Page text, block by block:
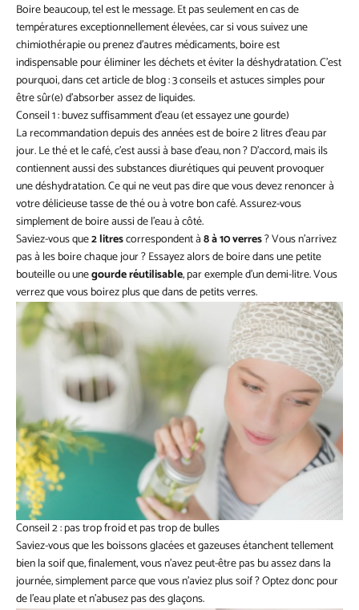
Boire beaucoup, tel est le message. Et pas seulement en cas de
températures exceptionnellement élevées, car si vous suivez une
chimiothérapie ou prenez d’autres médicaments, boire est
indispensable pour éliminer les déchets et éviter la déshydratation. C’est
pourquoi, dans cet article de blog : 3 conseils et astuces simples pour
être sûr(e) d’absorber assez de liquides.
Conseil 1 : buvez suffisamment d’eau (et essayez une gourde)
La recommandation depuis des années est de boire 2 litres d’eau par
jour. Le thé et le café, c’est aussi à base d’eau, non ? D’accord, mais ils
contiennent aussi des substances diurétiques qui peuvent provoquer
une déshydratation. Ce qui ne veut pas dire que vous devez renoncer à
votre délicieuse tasse de thé ou à votre bon café. Assurez-vous
simplement de boire aussi de l’eau à côté.
Saviez-vous que2 litrescorrespondent à8 à 10 verres? Vous n’arrivez
pas à les boire chaque jour ? Essayez alors de boire dans une petite
bouteille ou unegourde réutilisable, par exemple d’un demi-litre. Vous
verrez que vous boirez plus que dans de petits verres.
Conseil 2 : pas trop froid et pas trop de bulles
Saviez-vous que les boissons glacées et gazeuses étanchent tellement
bien la soif que, finalement, vous n’avez peut-être pas bu assez dans la
journée, simplement parce que vous n’aviez plus soif ? Optez donc pour
de l’eau plate et n’abusez pas des glaçons.